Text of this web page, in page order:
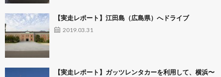
【実走レポート】江田島（広島県）へドライブ
2019.03.31
【実走レポート】ガッツレンタカーを利用して、横浜〜